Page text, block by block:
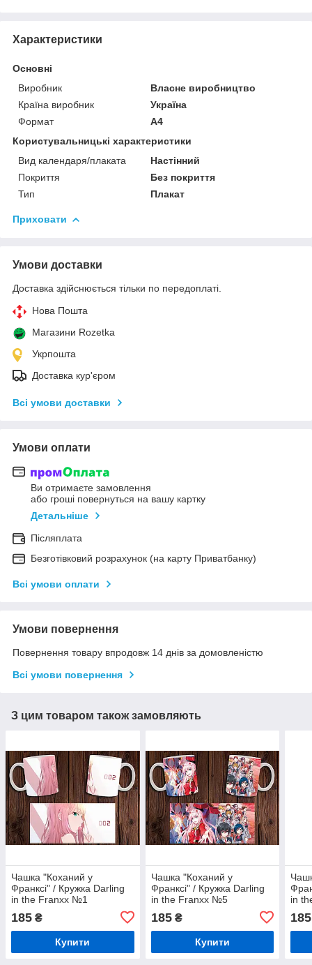
Характеристики
Основні
Виробник
Власне виробництво
Країна виробник
Україна
Формат
A4
Користувальницькі характеристики
Вид календаря/плаката
Настінний
Покриття
Без покриття
Тип
Плакат
Приховати
Умови доставки
Доставка здійснюється тільки по передоплаті.
Нова Пошта
Магазини Rozetka
Укрпошта
Доставка кур'єром
Всі умови доставки
Умови оплати
Ви отримаєте замовлення
або гроші повернуться на вашу картку
Детальніше
Післяплата
Безготівковий розрахунок (на карту Приватбанку)
Всі умови оплати
Умови повернення
Повернення товару впродовж 14 днів за домовленістю
Всі умови повернення
З цим товаром також замовляють
Чашка "Коханий у
Франксі" / Кружка Darling
in the Franxx №1
185 ₴
Купити
Чашка "Коханий у
Франксі" / Кружка Darling
in the Franxx №5
185₴
Купити
in
185